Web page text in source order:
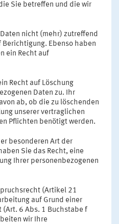
Sie betreffen und die wir
nicht (mehr) zutreffend
Berichtigung. Ebenso haben
ein Recht auf
Recht auf Löschung
Daten zu. Ihr
ab, ob die zu löschenden
unserer vertraglichen
Pflichten benötigt werden.
besonderen Art der
Sie das Recht, eine
Ihrer personenbezogenen
(Artikel 21
auf Grund einer
(Art. 6 Abs. 1 Buchstabe f
wir Ihre